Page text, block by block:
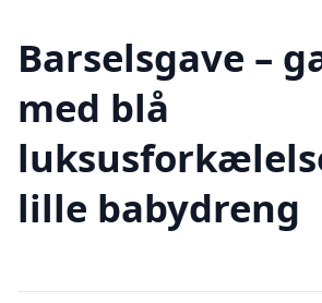
Barselsgave –
med blå
lille babydreng